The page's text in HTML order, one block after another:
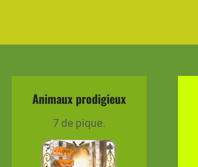
Animaux prodigieux
7 de pique.